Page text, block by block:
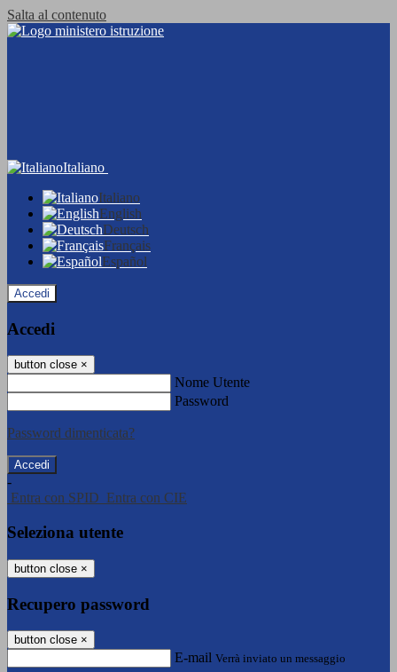
Salta al contenuto
Italiano
Italiano
English
Deutsch
Français
Español
Accedi
Accedi
button close ×
Nome Utente
Password
Password dimenticata?
-
Entra con SPID Entra con CIE
Seleziona utente
button close ×
Recupero password
button close ×
E-mail Verrà inviato un messaggio